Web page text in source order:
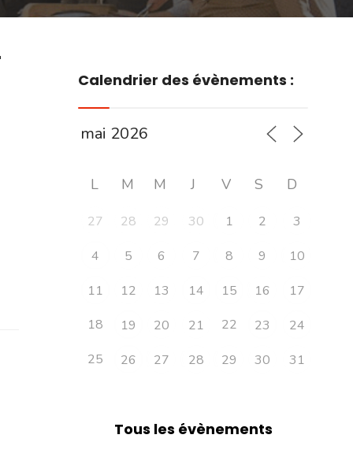
Calendrier des évènements :
L M M J V S D
27 28 29 30 1 2
3
4
5 6 7 8 9
10
11
12 13 14 15 16
17
18
19 20 21 22 23
24
25
26 27 28 29 30 31
Tous les évènements